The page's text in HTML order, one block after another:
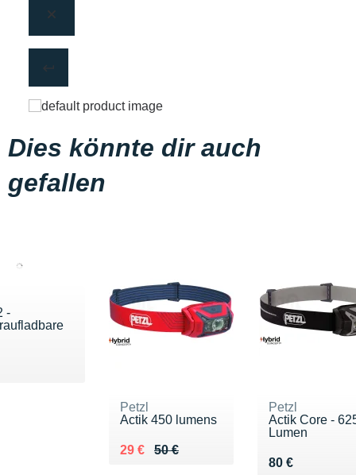
Dies könnte dir auch
gefallen
-
Petzl
Actik 450 lumens
50 €
Au lieu de 50 €
29 €
Vendu 29 €
Petzl
Actik Core -
Lumen
80 €
Vendu 80 €